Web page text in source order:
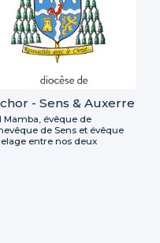
- Sens & Auxerre
Mamba, évêque de
de Sens et évêque
entre nos deux